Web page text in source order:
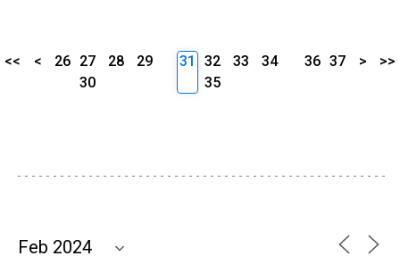
<< < 26 27 28
29
30
31 32 33
34
35
36 37 > >>